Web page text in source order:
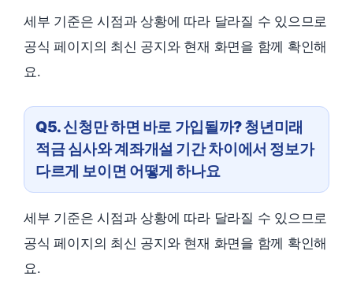
세부 기준은 시점과 상황에 따라 달라질 수 있으므로
공식 페이지의 최신 공지와 현재 화면을 함께 확인해
요.
Q5. 신청만 하면 바로 가입될까? 청년미래
적금 심사와 계좌개설 기간 차이에서 정보가
다르게 보이면 어떻게 하나요
세부 기준은 시점과 상황에 따라 달라질 수 있으므로
공식 페이지의 최신 공지와 현재 화면을 함께 확인해
요.